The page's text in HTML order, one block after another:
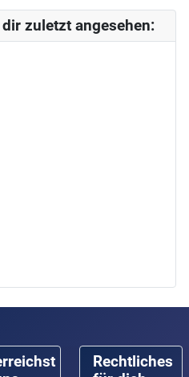
zuletzt angesehen:
Rechtliches